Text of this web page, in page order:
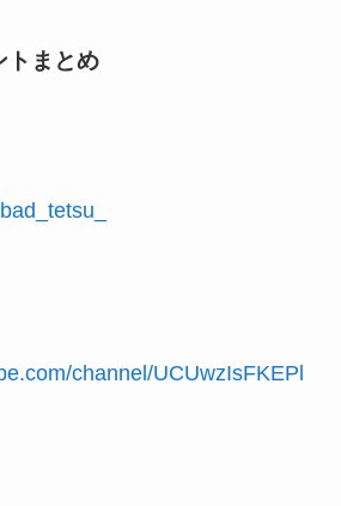
トまとめ
channel/UCUwzIsFKEPl